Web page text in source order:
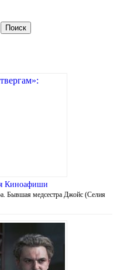
Киноафиши
Бывшая медсестра Джойс (Селия